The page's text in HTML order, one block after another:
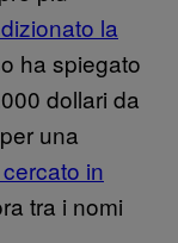
la
ha spiegato
dollari da
una
in
tra i nomi